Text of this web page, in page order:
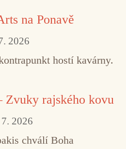
na Ponavě
2026
hostí kavárny.
Zvuky rajského kovu
7. 2026
chválí Boha